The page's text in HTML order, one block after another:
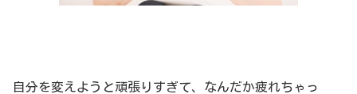
自分を変えようと頑張りすぎて、なんだか疲れちゃっ